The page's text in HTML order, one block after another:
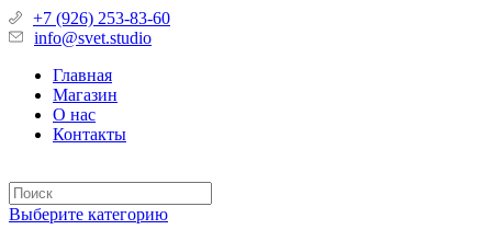
+7 (926) 253-83-60
info@svet.studio
Главная
Магазин
О нас
Контакты
Выберите категорию